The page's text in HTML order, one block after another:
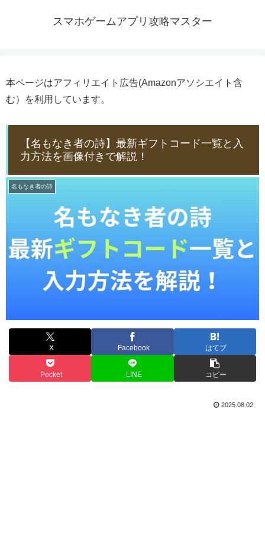
スマホゲームアプリ攻略マスター
本ページはアフィリエイト広告(Amazonアソシエイト含
む）を利用しています。
【名もなき者の詩】最新ギフトコード一覧と入
力方法を画像付きで解説！
名もなき者の詩
X Facebook はてブ
Pocket LINE コピー
2025.08.02